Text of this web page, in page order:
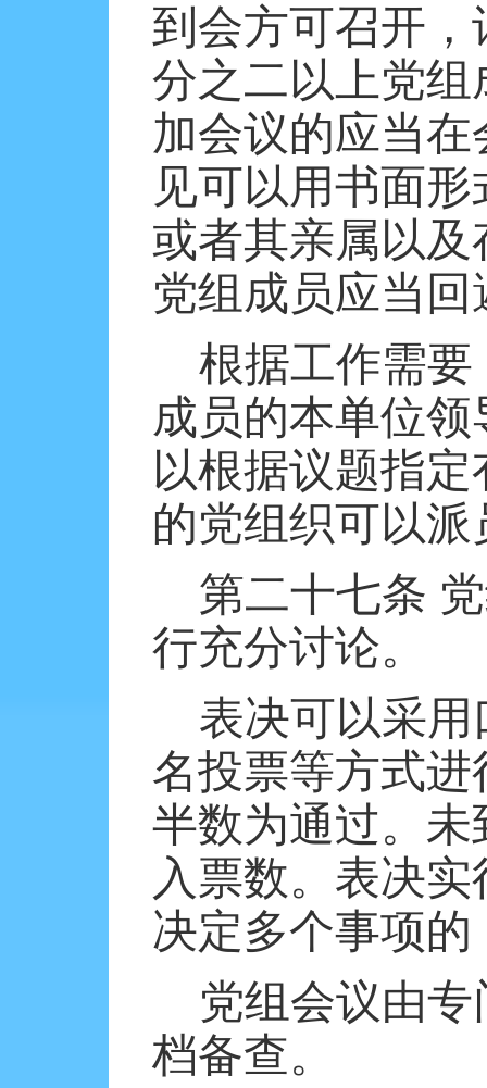
到会方可召开
分之二以上党
加会议的应当
见可以用书面
或者其亲属以
党组成员应当回
根据工作需
成员的本单位
以根据议题指
的党组织可以
第二十七条
行充分讨论。
表决可以采
名投票等方式
半数为通过。
入票数。表决
决定多个事项
党组会议由
档备查。